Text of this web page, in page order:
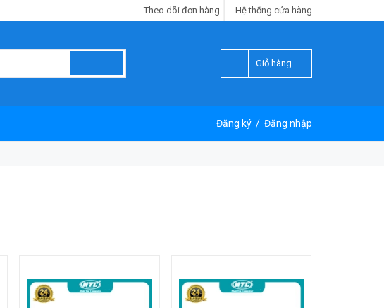
Hệ thống cửa hàng
Theo dõi đơn hàng
Giỏ hàng
Đăng ký / Đăng nhập